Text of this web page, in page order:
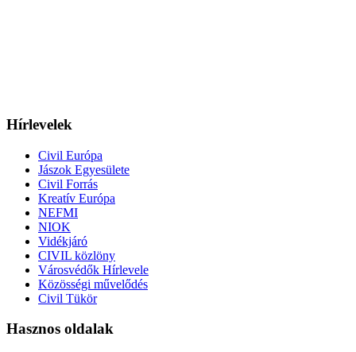
Hírlevelek
Civil Európa
Jászok Egyesülete
Civil Forrás
Kreatív Európa
NEFMI
NIOK
Vidékjáró
CIVIL közlöny
Városvédők Hírlevele
Közösségi művelődés
Civil Tükör
Hasznos oldalak